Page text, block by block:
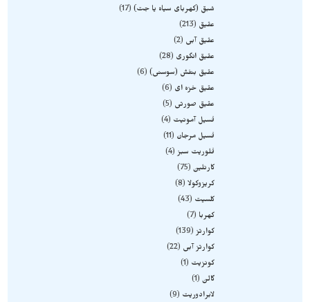
شبق (کهربای سیاه یا جت) 17
عقیق
213
عقیق آبی
2
عقیق انگوری
28
عقیق بنفش (سوسنی) 6
عقیق خزه ای
6
عقیق صورتی
5
فسیل آمونیت
4
فسیل مرجان
11
فلوریت سبز 4
کارنلین 75
کریزوکولا
8
کلسیت
43
کهربا
7
کوارتز 139
کوارتز آبی
22
کونزیت
1
گالن 1
لابرادوریت
9